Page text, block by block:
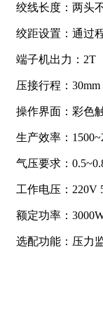
绞线长度：两头
绞距设置：通过
端子机出力：2T
压接行程：30mm
操作界面：彩色
生产效率：
气压要求：
工作电压：220V
额定功率：
选配功能：压力